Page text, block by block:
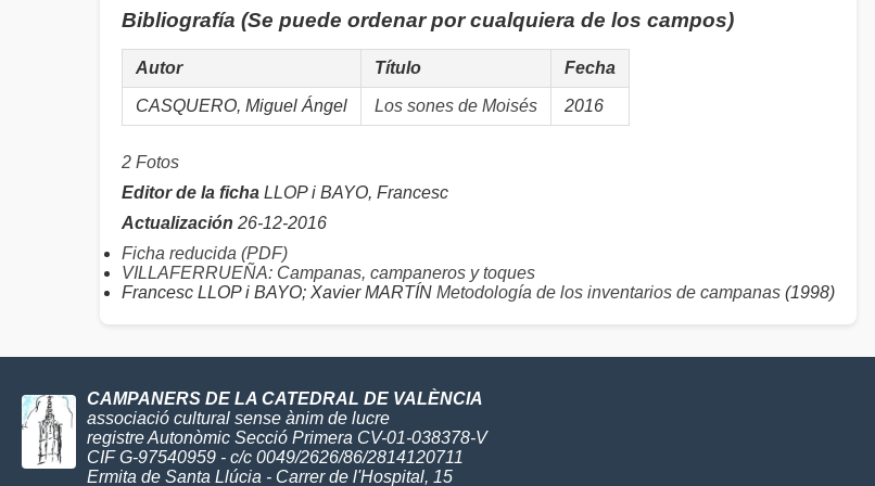
Bibliografía (Se puede ordenar por cualquiera de los campos)
Autor Título Fecha
CASQUERO, Miguel Ángel Los sones de Moisés 2016
2 Fotos
Editor de la ficha LLOP i BAYO, Francesc
Actualización 26-12-2016
Ficha reducida (PDF)
VILLAFERRUEÑA: Campanas, campaneros y toques
Francesc LLOP i BAYO; Xavier MARTÍN Metodología de los inventarios de campanas (1998)
CAMPANERS DE LA CATEDRAL DE VALÈNCIA
associació cultural sense ànim de lucre
registre Autonòmic Secció Primera CV-01-038378-V
CIF G-97540959 - c/c 0049/2626/86/2814120711
Ermita de Santa Llúcia - Carrer de l'Hospital, 15